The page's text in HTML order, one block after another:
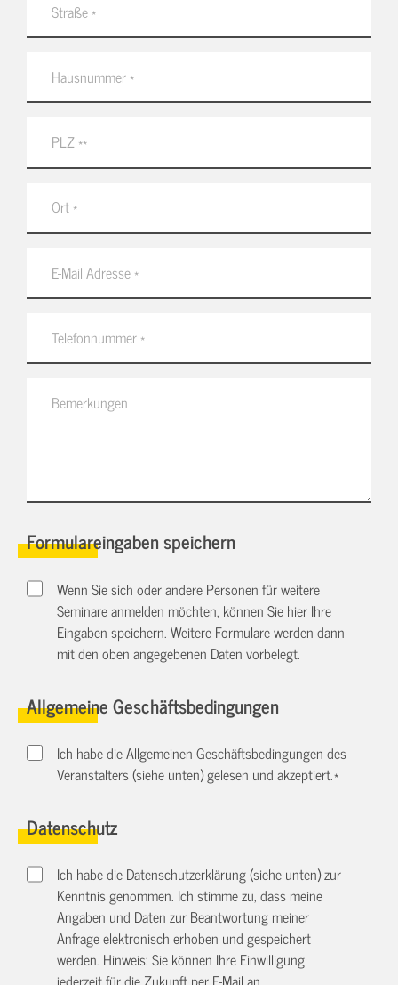
Formulareingaben speichern
Wenn Sie sich oder andere Personen für weitere
Seminare anmelden möchten, können Sie hier Ihre
Eingaben speichern. Weitere Formulare werden dann
mit den oben angegebenen Daten vorbelegt.
Allgemeine Geschäftsbedingungen
Ich habe die Allgemeinen Geschäftsbedingungen des
Veranstalters (siehe unten) gelesen und akzeptiert.*
Datenschutz
Ich habe die Datenschutzerklärung (siehe unten) zur
Kenntnis genommen. Ich stimme zu, dass meine
Angaben und Daten zur Beantwortung meiner
Anfrage elektronisch erhoben und gespeichert
werden. Hinweis: Sie können Ihre Einwilligung